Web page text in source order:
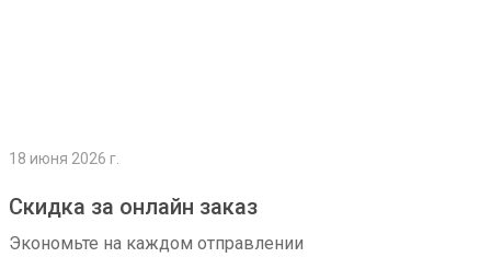
18 июня 2026 г.
Скидка за онлайн заказ
Экономьте на каждом отправлении